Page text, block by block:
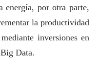
energía, por otra parte,
la productividad
inversiones en
Data.